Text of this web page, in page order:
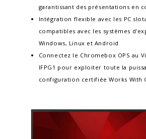
garantissant des présentations en
Intégration flexible avec les PC
compatibles avec les systèmes
Windows, Linux et Android
Connectez le Chromebox OPS au
IFPG1 pour exploiter toute la
configuration certifiée Works With